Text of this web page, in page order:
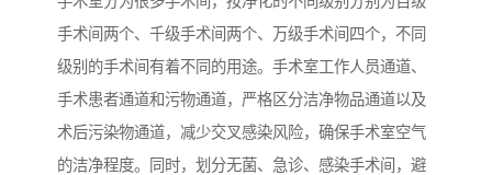
手术间两个、千级手术间两个、万级手术间四个，不同
级别的手术间有着不同的用途。手术室工作人员通道、
手术患者通道和污物通道，严格区分洁净物品通道以及
术后污染物通道，减少交叉感染风险，确保手术室空气
的洁净程度。同时，划分无菌、急诊、感染手术间，避